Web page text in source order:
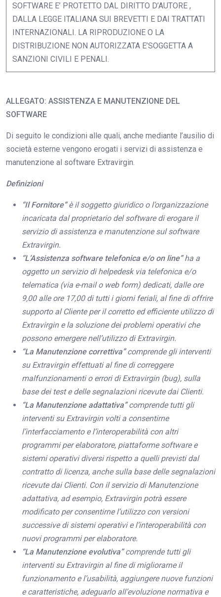
SOFTWARE E’ PROTETTO DAL DIRITTO D’AUTORE ,
DALLA LEGGE ITALIANA SUI BREVETTI E DAI TRATTATI
INTERNAZIONALI. LA RIPRODUZIONE O LA
DISTRIBUZIONE NON AUTORIZZATA E’SOGGETTA A
SANZIONI CIVILI E PENALI.
ALLEGATO: ASSISTENZA E MANUTENZIONE DEL
SOFTWARE
Di seguito le condizioni alle quali, anche mediante l’ausilio di
società esterne vengono erogati i servizi di assistenza e
manutenzione al software Extravirgin.
Definizioni
“Il Fornitore”è il soggetto giuridico o l’organizzazione
incaricata dal proprietario del software di erogare il
servizio di assistenza e manutenzione sul software
Extravirgin.
“L’Assistenza software telefonica e/o on line”ha a
oggetto un servizio di helpedesk via telefonica e/o
telematica (via e-mail o web form) dedicati, dalle ore
9,00 alle ore 17,00 di tutti i giorni feriali, al fine di offrire
supporto al Cliente per il corretto ed efficiente utilizzo di
Extravirgin e la soluzione dei problemi operativi che
possono emergere nell’utilizzo di Extravirgin.
“La Manutenzione correttiva”comprende gli interventi
su Extravirgin effettuati al fine di correggere
malfunzionamenti o errori di Extravirgin (bug), sulla
base dei test e delle segnalazioni ricevute dai Clienti.
“La Manutenzione adattativa”comprende tutti gli
interventi su Extravirgin volti a consentirne
l’interfacciamento e l’interoperabilità con altri
programmi per elaboratore, piattaforme software e
sistemi operativi diversi rispetto a quelli previsti dal
contratto di licenza, anche sulla base delle segnalazioni
ricevute dai Clienti. Con il servizio di Manutenzione
adattativa, ad esempio, Extravirgin potrà essere
modificato per consentirne l’utilizzo con versioni
successive di sistemi operativi e l’interoperabilità con
nuovi programmi per elaboratore.
“La Manutenzione evolutiva”comprende tutti gli
interventi su Extravirgin al fine di migliorarne il
funzionamento e l’usabilità, aggiungere nuove funzioni
e caratteristiche, adeguarlo all’evoluzione normativa e